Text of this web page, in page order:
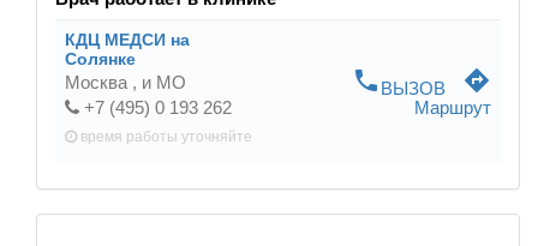
КДЦ МЕДСИ на
Солянке
Москва , и МО
+7 (495) 0 193 262
время работы уточняйте
phone ВЫЗОВ directions
Маршрут